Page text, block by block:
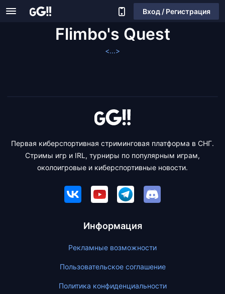
Вход / Регистрация
Flimbo's Quest
<...>
Первая киберспортивная стриминговая платформа в СНГ.
Стримы игр и IRL, турниры по популярным играм,
околоигровые и киберспортивные новости.
Информация
Рекламные возможности
Пользовательское соглашение
Политика конфиденциальности